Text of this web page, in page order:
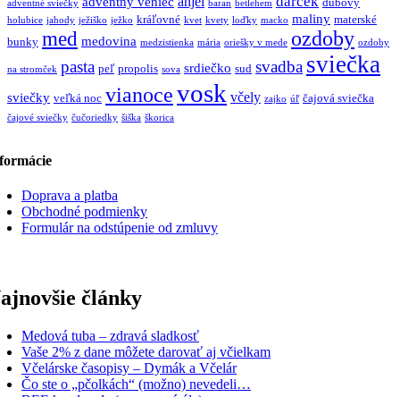
adventné sviečky baran betlehem
holubice jahody ježiško ježko kráľovné kvet kvety loďky macko maliny materské
bunky med medovina medzistienka mária oriešky v mede ozdoby ozdoby
na stromček pasta peľ propolis sova srdiečko sud svadba sviečka
sviečky veľká noc vianocevosk včely zajko úľ čajová sviečka
čajové sviečky čučoriedky šiška škorica
Doprava a platba
Obchodné podmienky
Formulár na odstúpenie od zmluvy
články
Medová tuba – zdravá sladkosť
Vaše 2% z dane môžete darovať aj včielkam
Včelárske časopisy – Dymák a Včelár
Čo ste o „pčolkách“ (možno) nevedeli…